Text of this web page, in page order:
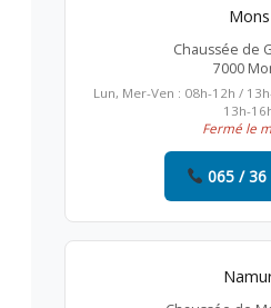
Mons
Chaussée de
7000
Lun, Mer-Ven : 08h-12h /
13h-
Fermé le
065 / 36